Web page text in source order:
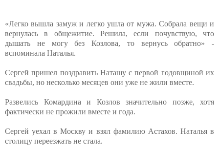
«Легко вышла замуж и легко ушла от мужа. Собрала вещи и
вернулась в общежитие. Решила, если почувствую, что
дышать не могу без Козлова, то вернусь обратно» -
вспоминала Наталья.
Сергей пришел поздравить Наташу с первой годовщиной их
свадьбы, но несколько месяцев они уже не жили вместе.
Развелись Комардина и Козлов значительно позже, хотя
фактически не прожили вместе и года.
Сергей уехал в Москву и взял фамилию Астахов. Наталья в
столицу переезжать не стала.